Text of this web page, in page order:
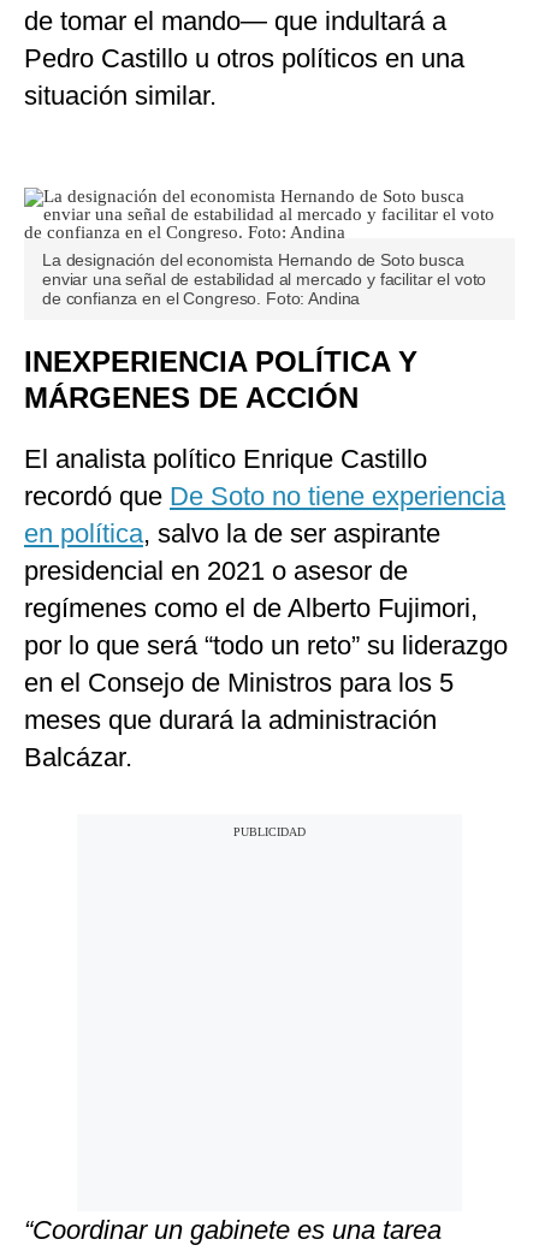
de tomar el mando— que indultará a
Pedro Castillo u otros políticos en una
situación similar.
La designación del economista Hernando de Soto busca
enviar una señal de estabilidad al mercado y facilitar el voto
de confianza en el Congreso. Foto: Andina
INEXPERIENCIA POLÍTICA Y
MÁRGENES DE ACCIÓN
El analista político Enrique Castillo
recordó que De Soto no tiene experiencia
en política, salvo la de ser aspirante
presidencial en 2021 o asesor de
regímenes como el de Alberto Fujimori,
por lo que será “todo un reto” su liderazgo
en el Consejo de Ministros para los 5
meses que durará la administración
Balcázar.
“Coordinar un gabinete es una tarea